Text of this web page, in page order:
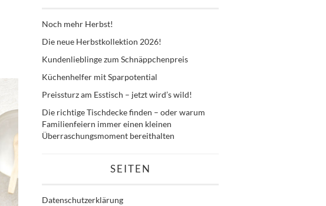
Noch mehr Herbst!
Die neue Herbstkollektion 2026!
Kundenlieblinge zum Schnäppchenpreis
Küchenhelfer mit Sparpotential
Preissturz am Esstisch – jetzt wird’s wild!
Die richtige Tischdecke finden – oder warum
Familienfeiern immer einen kleinen
Überraschungsmoment bereithalten
SEITEN
Datenschutzerklärung